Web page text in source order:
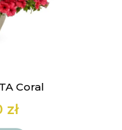
Coral
zł